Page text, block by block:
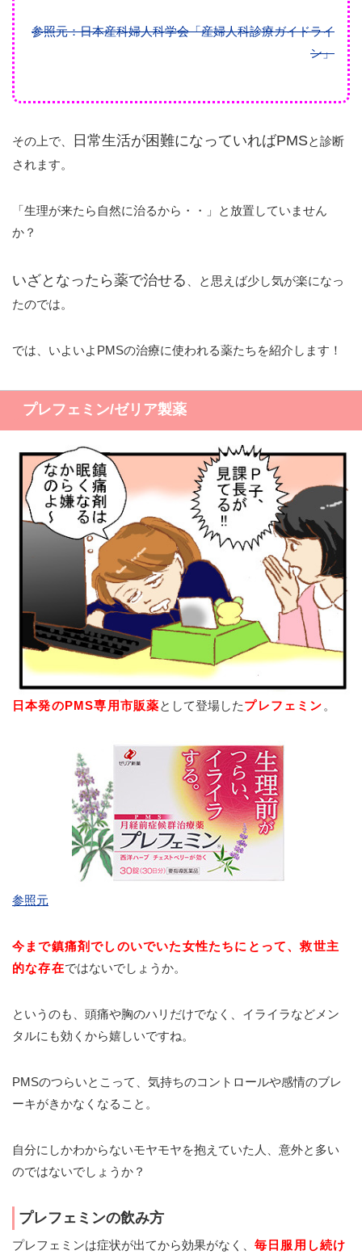
参照元：日本産科婦人科学会「産婦人科診療ガイドライ
ン」
その上で、 日常生活が困難になっていればPMSと診断
されます。
「生理が来たら自然に治るから・・」と放置していません
か？
いざとなったら薬で治せる 、と思えば少し気が楽になっ
たのでは。
では、いよいよPMSの治療に使われる薬たちを紹介します！
プレフェミン/ゼリア製薬
日本発のPMS専用市販薬として登場したプレフェミン 。
参照元
今まで鎮痛剤でしのいでいた女性たちにとって、救世主
的な存在ではないでしょうか。
というのも、頭痛や胸のハリだけでなく、 イライラなどメン
タルにも効く から嬉しいですね。
PMSのつらいとこって、気持ちのコントロールや感情のブレ
ーキがきかなくなること。
自分にしかわからないモヤモヤを抱えていた人、意外と多い
のではないでしょうか？
プレフェミンの飲み方
プレフェミンは症状が出てから効果がなく、 毎日服用し続け